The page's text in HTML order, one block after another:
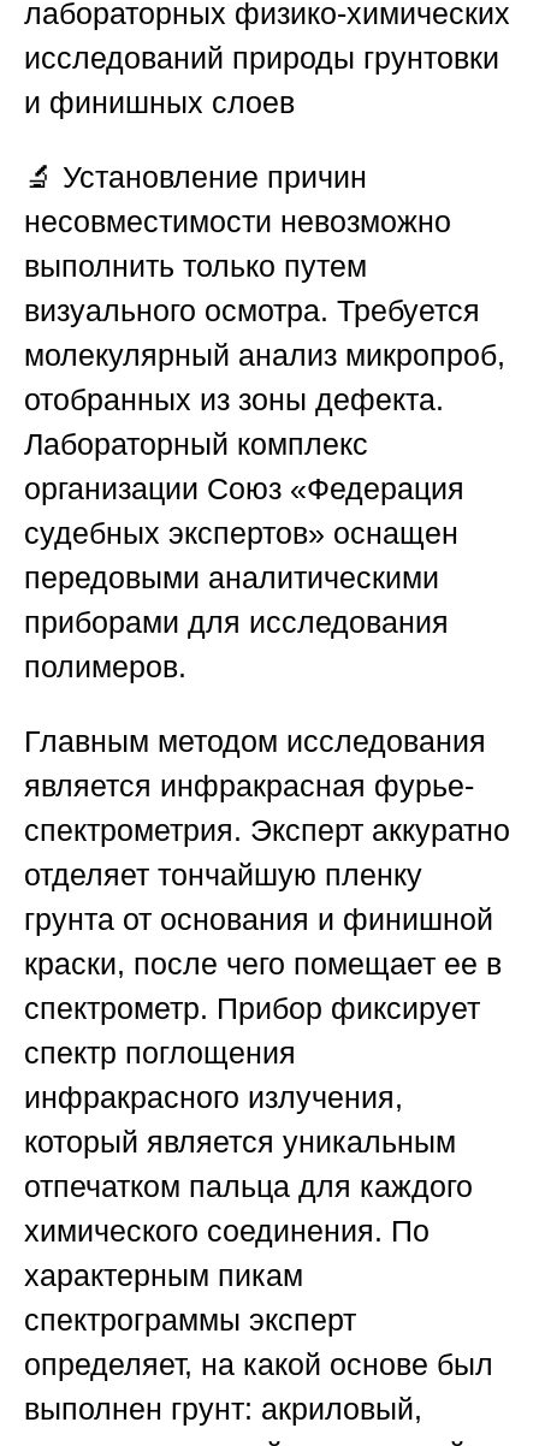
лабораторных физико-химических
исследований природы грунтовки
и финишных слоев
🔬 Установление причин
несовместимости невозможно
выполнить только путем
визуального осмотра. Требуется
молекулярный анализ микропроб,
отобранных из зоны дефекта.
Лабораторный комплекс
организации Союз «Федерация
судебных экспертов» оснащен
передовыми аналитическими
приборами для исследования
полимеров.
Главным методом исследования
является инфракрасная фурье-
спектрометрия. Эксперт аккуратно
отделяет тончайшую пленку
грунта от основания и финишной
краски, после чего помещает ее в
спектрометр. Прибор фиксирует
спектр поглощения
инфракрасного излучения,
который является уникальным
отпечатком пальца для каждого
химического соединения. По
характерным пикам
спектрограммы эксперт
определяет, на какой основе был
выполнен грунт: акриловый,